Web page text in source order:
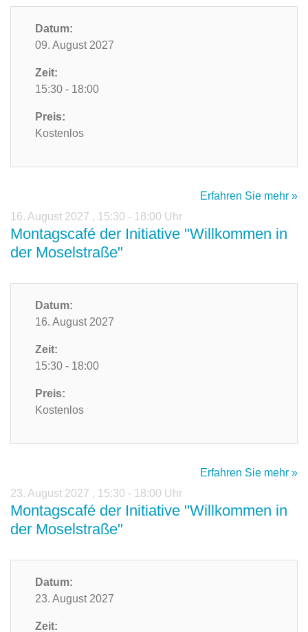
Datum:
09. August 2027
Zeit:
15:30 - 18:00
Preis:
Kostenlos
Erfahren Sie mehr »
16. August 2027 , 15:30 - 18:00 Uhr
Montagscafé der Initiative "Willkommen in
der Moselstraße"
Datum:
16. August 2027
Zeit:
15:30 - 18:00
Preis:
Kostenlos
Erfahren Sie mehr »
23. August 2027 , 15:30 - 18:00 Uhr
Montagscafé der Initiative "Willkommen in
der Moselstraße"
Datum:
23. August 2027
Zeit: